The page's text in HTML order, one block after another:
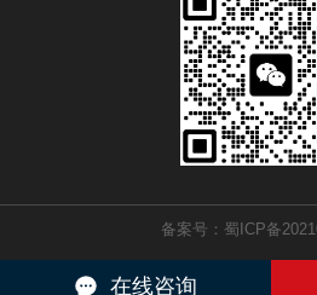
备案号： 蜀ICP备
在线咨询